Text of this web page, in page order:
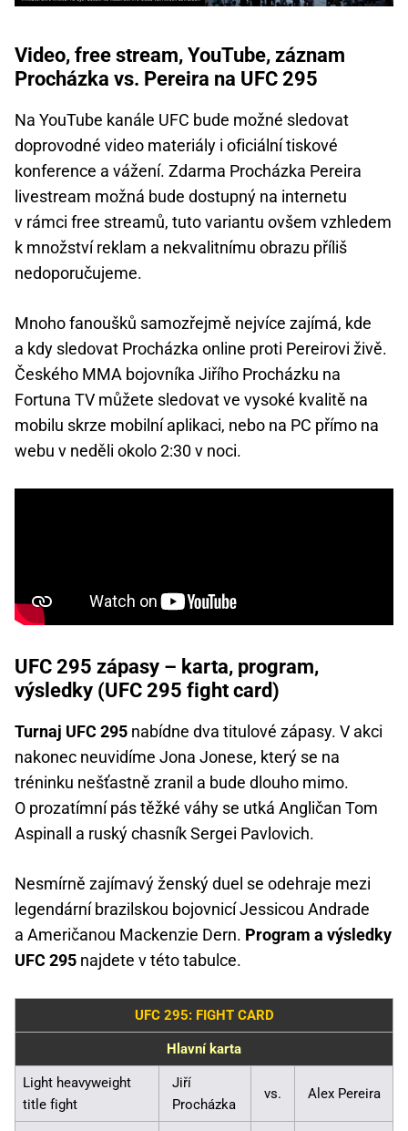
Video, free stream, YouTube, záznam
Procházka vs. Pereira na UFC 295
Na YouTube kanále UFC bude možné sledovat
doprovodné video materiály i oficiální tiskové
konference a vážení. Zdarma Procházka Pereira
livestream možná bude dostupný na internetu
v rámci free streamů, tuto variantu ovšem vzhledem
k množství reklam a nekvalitnímu obrazu příliš
nedoporučujeme.
Mnoho fanoušků samozřejmě nejvíce zajímá, kde
a kdy sledovat Procházka online proti Pereirovi živě.
Českého MMA bojovníka Jiřího Procházku na
Fortuna TV můžete sledovat ve vysoké kvalitě na
mobilu skrze mobilní aplikaci, nebo na PC přímo na
webu v neděli okolo 2:30 v noci.
UFC 295 zápasy – karta, program,
výsledky (UFC 295 fight card)
Turnaj UFC 295 nabídne dva titulové zápasy. V akci
nakonec neuvidíme Jona Jonese, který se na
tréninku nešťastně zranil a bude dlouho mimo.
O prozatímní pás těžké váhy se utká Angličan Tom
Aspinall a ruský chasník Sergei Pavlovich.
Nesmírně zajímavý ženský duel se odehraje mezi
legendární brazilskou bojovnicí Jessicou Andrade
a Američanou Mackenzie Dern. Program a výsledky
UFC 295 najdete v této tabulce.
UFC 295: FIGHT CARD
Hlavní karta
Light heavyweight
title fight
Jiří
Procházka
vs. Alex Pereira